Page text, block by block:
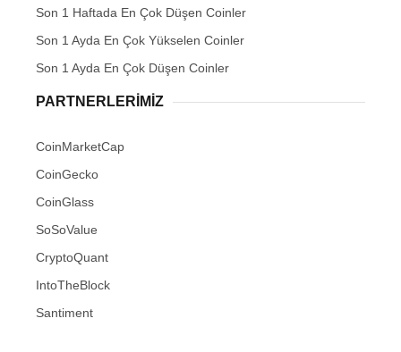
Son 1 Haftada En Çok Düşen Coinler
Son 1 Ayda En Çok Yükselen Coinler
Son 1 Ayda En Çok Düşen Coinler
PARTNERLERIMIZ
CoinMarketCap
CoinGecko
CoinGlass
SoSoValue
CryptoQuant
IntoTheBlock
Santiment